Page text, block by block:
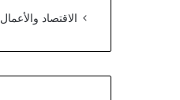
الاقتصاد والأعمال